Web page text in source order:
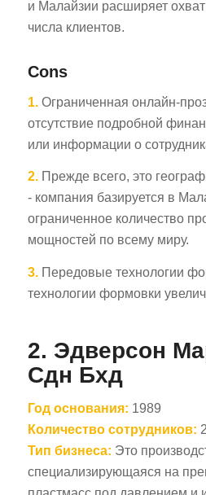
и Малайзии расширяет
числа клиентов.
Cons
1. Ограниченная онлайн-
отсутствие подробной
или информации о
2. Прежде всего, это
- компания базируется в
ограниченное количество
мощностей по всему миру.
3. Передовые технологии
технологии формовки
2. Эдверсон
Сдн Бхд
Год основания: 1989
Количество сотрудников:
Тип бизнеса: Это
специализирующаяся на